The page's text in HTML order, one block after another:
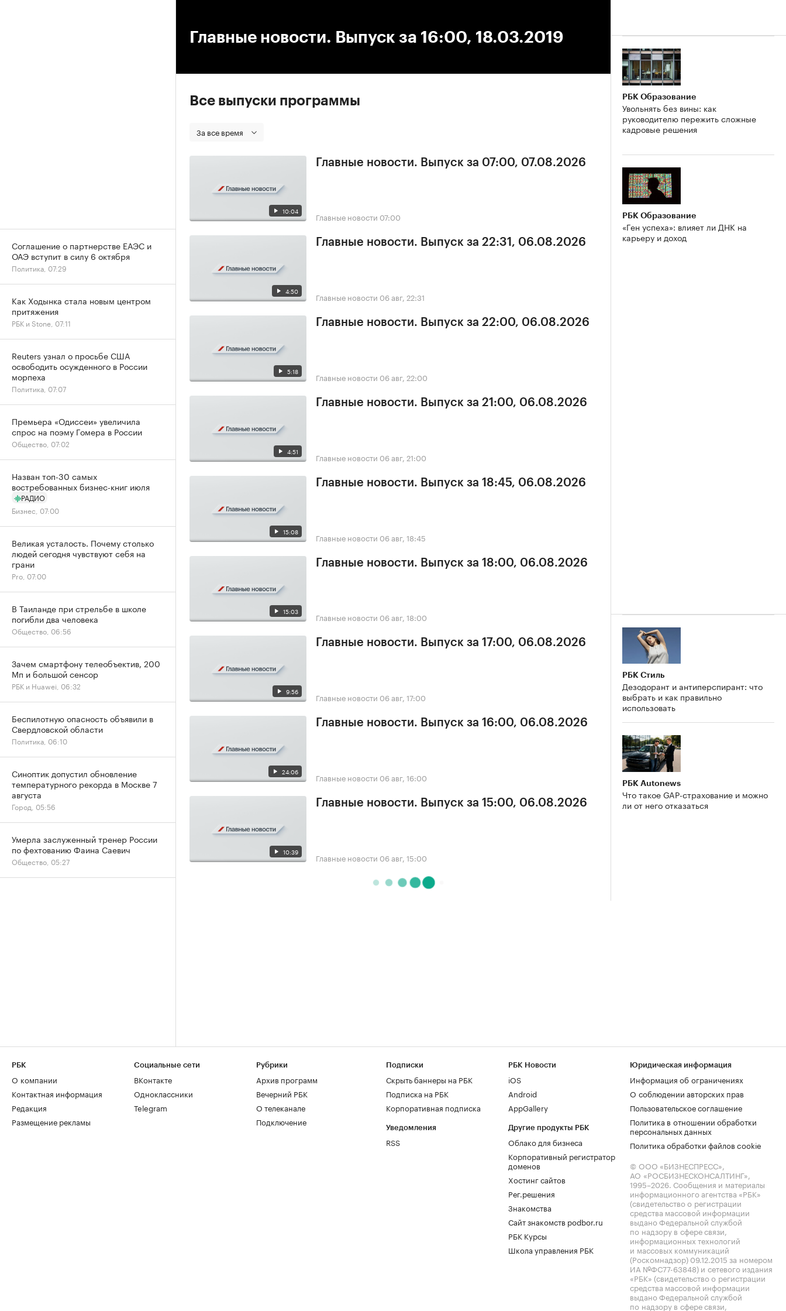
Главные новости. Выпуск за 16:00, 18.03.2019
Все выпуски программы
За все время
10:04
Главные новости. Выпуск за 07:00, 07.08.2026
Главные новости 07:00
4:50
Главные новости. Выпуск за 22:31, 06.08.2026
Главные новости 06 авг, 22:31
5:18
Главные новости. Выпуск за 22:00, 06.08.2026
Главные новости 06 авг, 22:00
4:51
Главные новости. Выпуск за 21:00, 06.08.2026
Главные новости 06 авг, 21:00
15:08
Главные новости. Выпуск за 18:45, 06.08.2026
Главные новости 06 авг, 18:45
15:03
Главные новости. Выпуск за 18:00, 06.08.2026
Главные новости 06 авг, 18:00
9:56
Главные новости. Выпуск за 17:00, 06.08.2026
Главные новости 06 авг, 17:00
24:06
Главные новости. Выпуск за 16:00, 06.08.2026
Главные новости 06 авг, 16:00
10:39
Главные новости. Выпуск за 15:00, 06.08.2026
Главные новости 06 авг, 15:00
РБК Образование
Увольнять без вины: как
руководителю пережить сложные
кадровые решения
РБК Образование
«Ген успеха»: влияет ли ДНК на
карьеру и доход
РБК Стиль
Дезодорант и антиперспирант: что
выбрать и как правильно
использовать
РБК Autonews
Что такое GAP-страхование и можно
ли от него отказаться
Соглашение о партнерстве ЕАЭС и
ОАЭ вступит в силу 6 октября
Политика, 07:29
Как Ходынка стала новым центром
притяжения
РБК и Stone, 07:11
Reuters узнал о просьбе США
освободить осужденного в России
морпеха
Политика, 07:07
Премьера «Одиссеи» увеличила
спрос на поэму Гомера в России
Общество, 07:02
Назван топ-30 самых
востребованных бизнес-книг июля
РАДИО
Бизнес, 07:00
Великая усталость. Почему столько
людей сегодня чувствуют себя на
грани
Pro, 07:00
В Таиланде при стрельбе в школе
погибли два человека
Общество, 06:56
Зачем смартфону телеобъектив, 200
Мп и большой сенсор
РБК и Huawei, 06:32
Беспилотную опасность объявили в
Свердловской области
Политика, 06:10
Синоптик допустил обновление
температурного рекорда в Москве 7
августа
Город, 05:56
Умерла заслуженный тренер России
по фехтованию Фаина Саевич
Общество, 05:27
РБК
О компании
Контактная информация
Редакция
Размещение рекламы
Социальные сети
ВКонтакте
Одноклассники
Telegram
Рубрики
Архив программ
Вечерний РБК
О телеканале
Подключение
Подписки
Скрыть баннеры на РБК
Подписка на РБК
Корпоративная подписка
Уведомления
RSS
РБК Новости
iOS
Android
AppGallery
Другие продукты РБК
Облако для бизнеса
Корпоративный регистратор
доменов
Хостинг сайтов
Рег.решения
Знакомства
Сайт знакомств podbor.ru
РБК Курсы
Школа управления РБК
Юридическая информация
Информация об ограничениях
О соблюдении авторских прав
Пользовательское соглашение
Политика в отношении обработки
персональных данных
Политика обработки файлов cookie
© ООО «БИЗНЕСПРЕСС»,
АО «РОСБИЗНЕСКОНСАЛТИНГ»,
1995–2026. Сообщения и материалы
информационного агентства «РБК»
(свидетельство о регистрации
средства массовой информации
выдано Федеральной службой
по надзору в сфере связи,
информационных технологий
и массовых коммуникаций
(Роскомнадзор) 09.12.2015 за номером
ИА №ФС77-63848) и сетевого издания
«РБК» (свидетельство о регистрации
средства массовой информации
выдано Федеральной службой
по надзору в сфере связи,